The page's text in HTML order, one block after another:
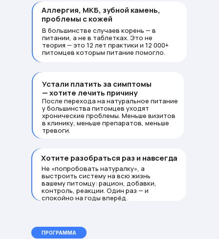
После перехода на натуральное питание
у большинства питомцев уходят
хронические проблемы. Меньше визитов
в клинику, меньше препаратов, меньше
тревоги.
Устали платить за симптомы
— хотите лечить причину
В большинстве случаев корень — в
питании, а не в таблетках. Это не
теория — это 12 лет практики и 12 000+
питомцев которым питание помогло.
Аллергия, МКБ, зубной камень,
проблемы с кожей
Не «попробовать натуралку», а
выстроить систему на всю жизнь
вашему питомцу: рацион, добавки,
контроль, реакции. Один раз — и
спокойно на годы вперёд.
Хотите разобраться раз и навсегда
ПРОГРАММА